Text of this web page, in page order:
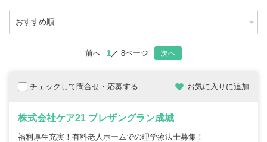
前へ 1 8ページ 次へ
チェックして問合せ・応募する お気に入りに追加
株式会社ケア21 プレザングラン成城
福利厚生充実！有料老人ホームでの理学療法士募集！